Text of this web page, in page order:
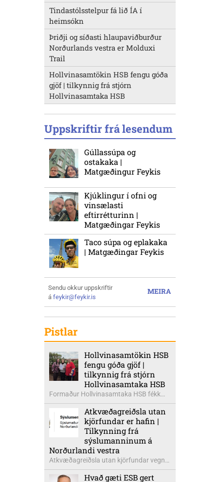
Tindastólsstelpur fá lið ÍA í
heimsókn
Þriðji og síðasti hlaupaviðburður
Norðurlands vestra er Molduxi
Trail
Hollvinasamtökin HSB fengu góða
gjöf | tilkynnig frá stjórn
Hollvinasamtaka HSB
Uppskriftir frá lesendum
Gúllassúpa og
ostakaka |
Matgæðingur Feykis
Kjúklingur í ofni og
vinsælasti
eftirrétturinn |
Matgæðingar Feykis
Taco súpa og eplakaka
| Matgæðingar Feykis
MEIRA
Sendu okkur uppskriftir
á feykir@feykir.is
Pistlar
Hollvinasamtökin HSB
fengu góða gjöf |
tilkynnig frá stjórn
Hollvinasamtaka HSB
Formaður Hollvinasamtaka HSB fékk
heldur betur góða heimsók þann 5.
ágúst síðastliðinn. Þarna voru mættar
þær Ingibjörg á Auðólfsstöðum
formaður Kvenfélags
Bólstaðarhlíðarhrepps og Guðrún á
Auðkúlu formaður Kvenfélags
Svínavatnshrepps. Afhentu þær
Sigurlaugu Þóru gjafabréf að upphæð
Atkvæðagreiðsla utan
kjörfundar er hafin |
Tilkynning frá
sýslumanninum á
Norðurlandi vestra
Atkvæðagreiðsla utan kjörfundar vegna
þjóðaratkvæðagreiðslu um
aðildarviðræður við ESB er hafin. Greiða
Hvað gæti ESB gert